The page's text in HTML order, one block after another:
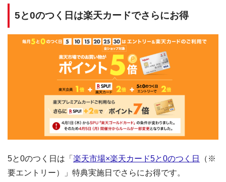
5と0のつく日は楽天カードでさらにお得
5と0のつく日は「 楽天市場×楽天カード5と0のつく日
（※
要エントリー）」特典実施日でさらにお得です。